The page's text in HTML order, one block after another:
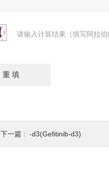
请输入计算结果（填写阿拉
下一篇 : -d3(Gefitinib-d3)